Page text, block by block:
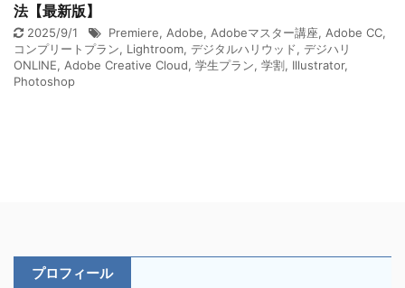
法【最新版】
2025/9/1 Premiere, Adobe, Adobeマスター講座, Adobe CC,
コンプリートプラン, Lightroom, デジタルハリウッド, デジハリ
ONLINE, Adobe Creative Cloud, 学生プラン, 学割, Illustrator,
Photoshop
プロフィール